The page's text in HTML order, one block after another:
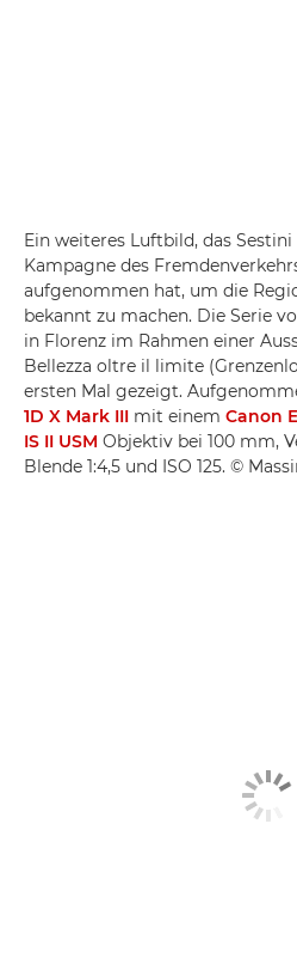
Ein weiteres Luftbild, das
Kampagne des
aufgenommen hat, um die
bekannt zu machen. Die Serie
in Florenz im Rahmen einer
Bellezza oltre il limite
ersten Mal gezeigt.
1D X Mark III mit einem Canon
IS II USM Objektiv bei 100 mm,
Blende 1:4,5 und ISO 125. ©